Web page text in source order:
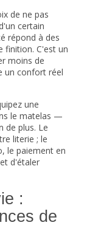
de ne pas
certain
répond à des
finition. C'est un
moins de
un confort réel
une
le matelas —
de plus. Le
literie ; le
le paiement en
d'étaler
:
de